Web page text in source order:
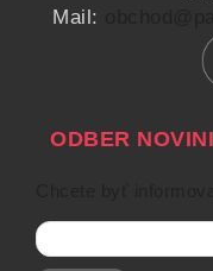
Mail:
ODBER